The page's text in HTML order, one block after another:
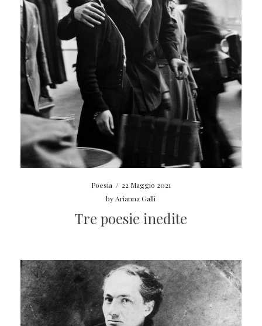
Poesia / 22 Maggio 2021
by Arianna Galli
Tre poesie inedite